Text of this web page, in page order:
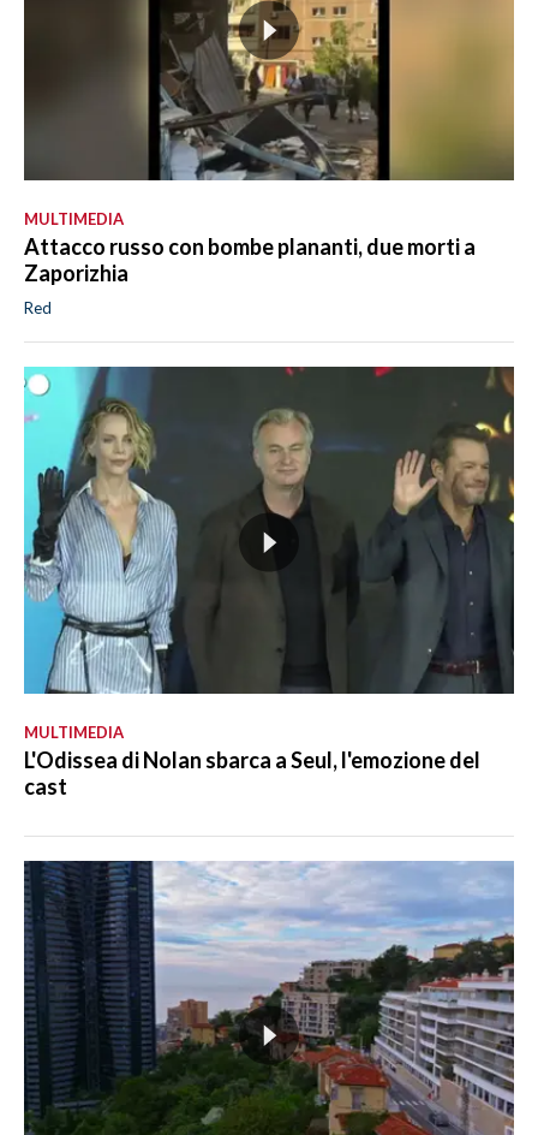
MULTIMEDIA
Attacco russo con bombe plananti, due morti a
Zaporizhia
Red
MULTIMEDIA
L'Odissea di Nolan sbarca a Seul, l'emozione del
cast